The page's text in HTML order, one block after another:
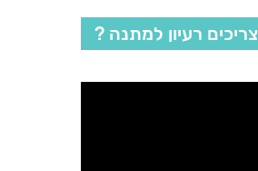
צריכים רעיון למתנה ?